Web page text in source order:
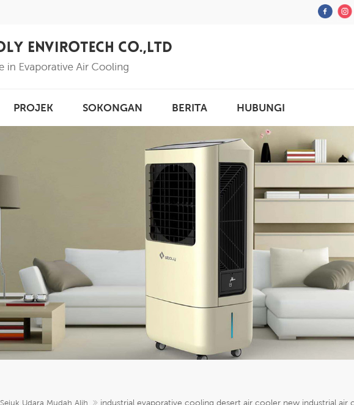
PROJEK SOKONGAN BERITA HUBUNGI
Sejuk Udara Mudah Alih industrial evaporative cooling desert air cooler new industrial air